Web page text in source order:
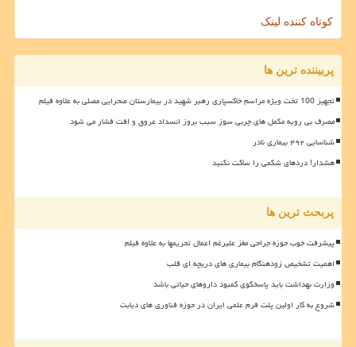
کوتاه کننده لینک
پربیننده ترین ها
تجهیز 100 تخت ویژه مراسم خاکسپاری رهبر شهید در بیمارستان صحرایی مصلی به علاوه فیلم
مصرف بی رویه مکمل های چربی سوز سبب بروز انسداد عروق و افت فشار می شود
شناسایی ۴۹۲ بیماری نادر
هشدار! دردهای شکمی را ساکت نکنید
پربحث ترین ها
پیشرفت خوب حوزه جراحی مغز علیرغم اعمال تحریمها به علاوه فیلم
اهمیت تشخیص زودهنگام بیماری های دریچه ای قلب
وزارت بهداشت باید پاسخگوی کمبود داروهای حیاتی باشد
شروع به کار اولین پلت فرم علمی ایران در حوزه فناوری های دیابت